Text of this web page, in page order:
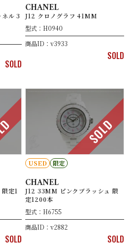
ル 3
SOLD
CHANEL
J12 クロノグラフ 41MM
型式：H0940
商品ID：v3933
SOLD
定1
SOLD
SOLD
USED 限定
CHANEL
J12 33MM ピンクブラッシュ 限
定1200本
型式：H6755
商品ID：v2882
SOLD